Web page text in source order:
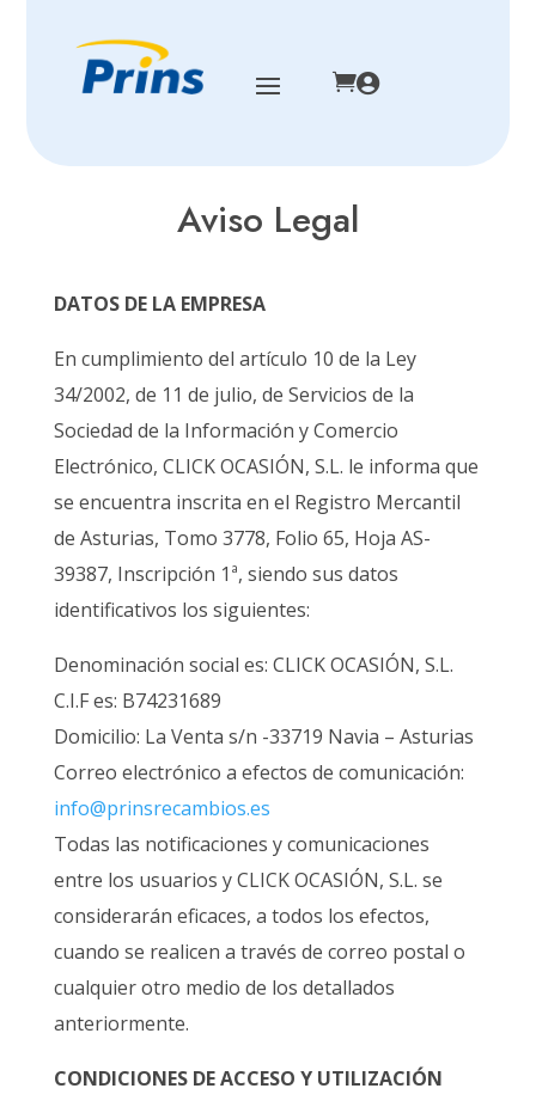

Aviso Legal
DATOS DE LA EMPRESA
En cumplimiento del artículo 10 de la Ley
34/2002, de 11 de julio, de Servicios de la
Sociedad de la Información y Comercio
Electrónico, CLICK OCASIÓN, S.L. le informa que
se encuentra inscrita en el Registro Mercantil
de Asturias, Tomo 3778, Folio 65, Hoja AS-
39387, Inscripción 1ª, siendo sus datos
identificativos los siguientes:
Denominación social es: CLICK OCASIÓN, S.L.
C.I.F es: B74231689
Domicilio: La Venta s/n -33719 Navia – Asturias
Correo electrónico a efectos de comunicación:
info@prinsrecambios.es
Todas las notificaciones y comunicaciones
entre los usuarios y CLICK OCASIÓN, S.L. se
considerarán eficaces, a todos los efectos,
cuando se realicen a través de correo postal o
cualquier otro medio de los detallados
anteriormente.
CONDICIONES DE ACCESO Y UTILIZACIÓN